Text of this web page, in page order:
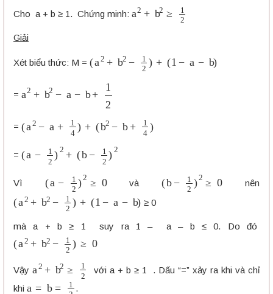
Cho a + b ≥ 1. Chứng minh: a2 b 2
Giải
Xét biểu thức: M = ( 2 b2− ) + a
= a2 b 2 1
= ( 2 )+( −b+ 4
= ( 2) 2 + ( −1 2
Vì (a 2) 2 ≥ và(b 2 2≥ nên
( 2 + b2− ) + 1 −a ≥ 0
mà a + b ≥ 1 suy ra 1 – a – b ≤ 0. Do đó
( 2 + b2− ) ≥
Vậy a2 b 2 2
với a + b ≥ 1 . Dấu “=” xảy ra khi và chỉ
khi
= .